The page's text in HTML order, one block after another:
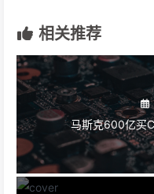
相关推荐
马斯克600亿买